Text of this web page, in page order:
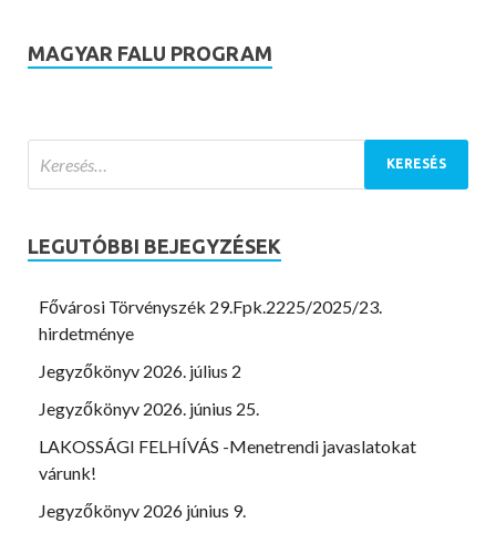
MAGYAR FALU PROGRAM
LEGUTÓBBI BEJEGYZÉSEK
Fővárosi Törvényszék 29.Fpk.2225/2025/23.
hirdetménye
Jegyzőkönyv 2026. július 2
Jegyzőkönyv 2026. június 25.
LAKOSSÁGI FELHÍVÁS -Menetrendi javaslatokat
várunk!
Jegyzőkönyv 2026 június 9.